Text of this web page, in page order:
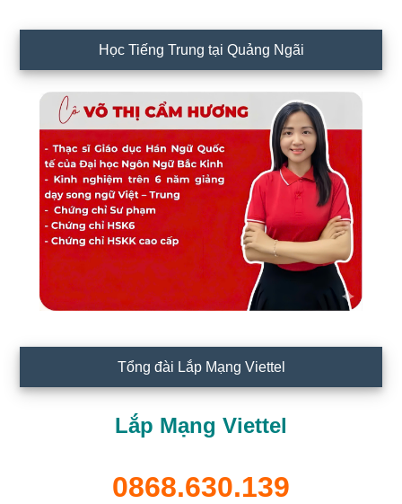
Học Tiếng Trung tại Quảng Ngãi
Tổng đài Lắp Mạng Viettel
Lắp Mạng Viettel
0868.630.139